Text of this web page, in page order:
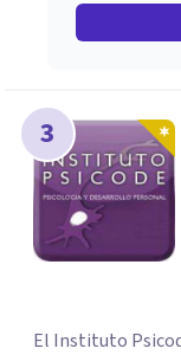
3
El Instituto